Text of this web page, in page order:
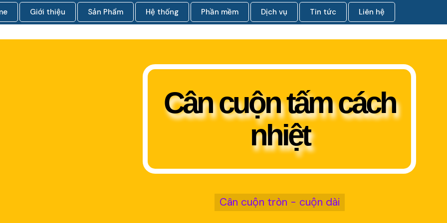
Giới thiệu Sản Phẩm Hệ thống Phần mềm Dịch vụ Tin tức Liên hệ
Cân cuộn tấm cách
nhiệt
Cân cuộn tròn - cuộn dài